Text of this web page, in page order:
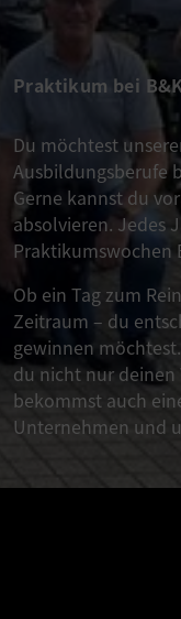
Praktikum bei
Du möchtest
Ausbildungsberufe
Gerne kannst du
absolvieren. Jedes
Praktikumswochen
Ob ein Tag zum
Zeitraum – du
gewinnen
du nicht nur deinen
bekommst auch
Unternehmen und